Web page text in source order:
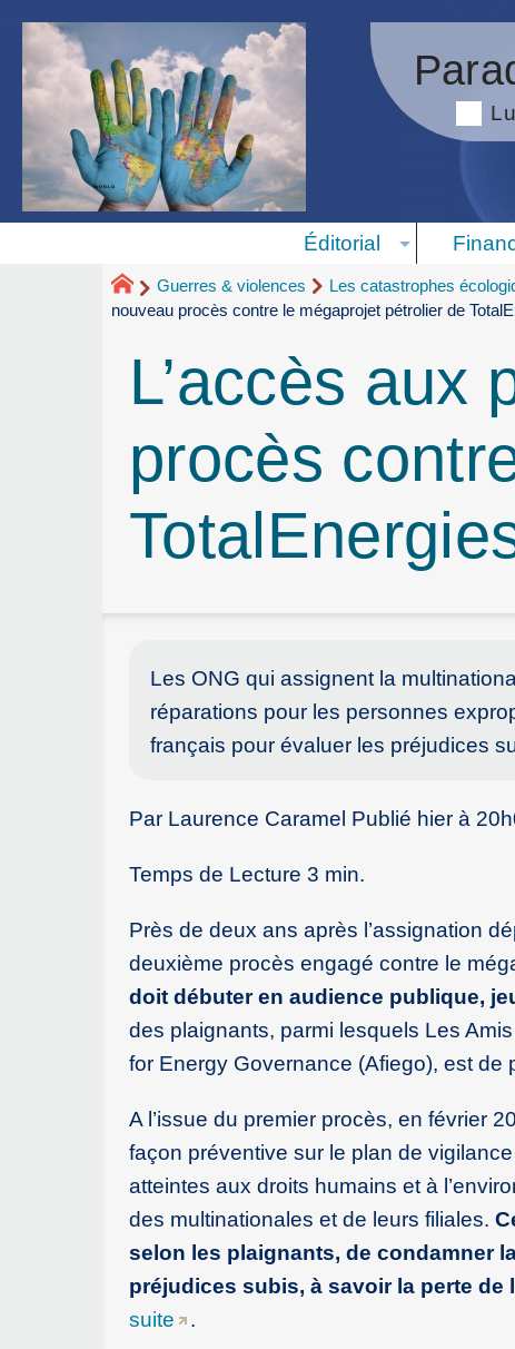
Éditorial
Guerres & violences Les catastrophes
nouveau procès contre le mégaprojet pétrolier de
L’accès aux
procès
Les ONG qui assignent la
réparations pour les personnes
français pour évaluer les préjudices
Par Laurence Caramel Publié hier à
Temps de Lecture 3 min.
Près de deux ans après l’assignation
deuxième procès engagé contre le
doit débuter en audience publique,
des plaignants, parmi lesquels Les
for Energy Governance (Afiego), est de
A l’issue du premier procès, en février
façon préventive sur le plan de
atteintes aux droits humains et à
des multinationales et de leurs filiales.
selon les plaignants, de condamner
préjudices subis, à savoir la perte
suite
.